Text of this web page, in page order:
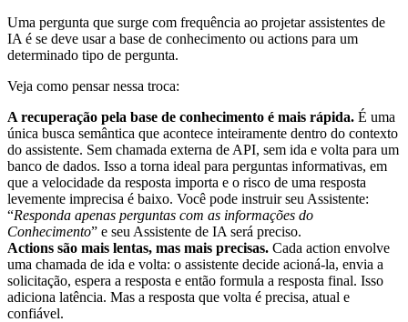
Uma pergunta que surge com frequência ao projetar assistentes de
IA é se deve usar a base de conhecimento ou actions para um
determinado tipo de pergunta.
Veja como pensar nessa troca:
A recuperação pela base de conhecimento é mais rápida. É uma
única busca semântica que acontece inteiramente dentro do contexto
do assistente. Sem chamada externa de API, sem ida e volta para um
banco de dados. Isso a torna ideal para perguntas informativas, em
que a velocidade da resposta importa e o risco de uma resposta
levemente imprecisa é baixo. Você pode instruir seu Assistente:
“Responda apenas perguntas com as informações do
Conhecimento” e seu Assistente de IA será preciso.
Actions são mais lentas, mas mais precisas. Cada action envolve
uma chamada de ida e volta: o assistente decide acioná-la, envia a
solicitação, espera a resposta e então formula a resposta final. Isso
adiciona latência. Mas a resposta que volta é precisa, atual e
confiável.